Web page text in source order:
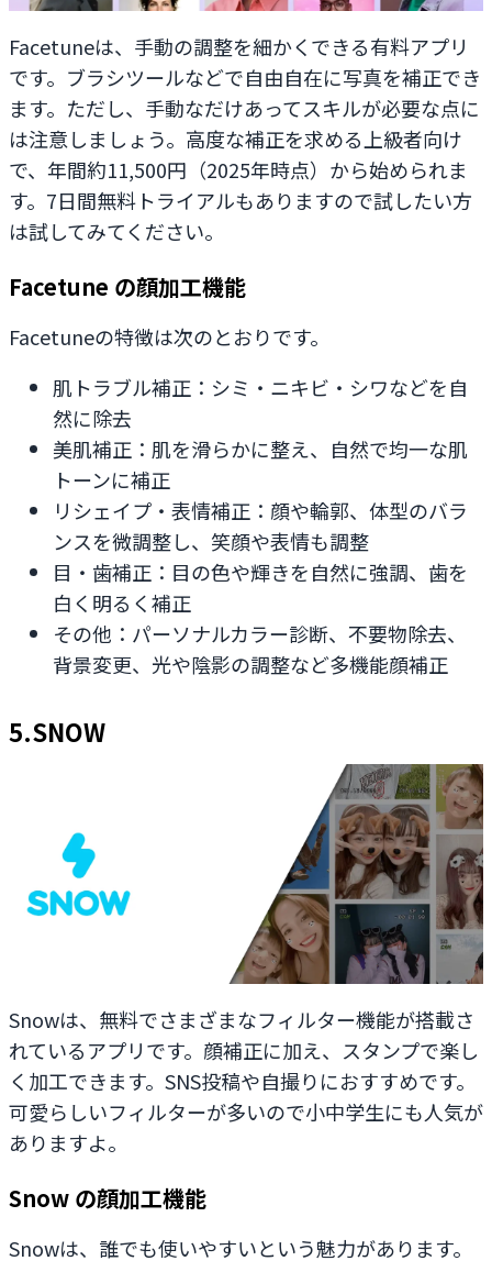
Facetuneは、手動の調整を細かくできる有料アプリ
です。ブラシツールなどで自由自在に写真を補正でき
ます。ただし、手動なだけあってスキルが必要な点に
は注意しましょう。高度な補正を求める上級者向け
で、年間約11,500円（2025年時点）から始められま
す。7日間無料トライアルもありますので試したい方
は試してみてください。
Facetune の顔加工機能
Facetuneの特徴は次のとおりです。
肌トラブル補正：シミ・ニキビ・シワなどを自
然に除去
美肌補正：肌を滑らかに整え、自然で均一な肌
トーンに補正
リシェイプ・表情補正：顔や輪郭、体型のバラ
ンスを微調整し、笑顔や表情も調整
目・歯補正：目の色や輝きを自然に強調、歯を
白く明るく補正
その他：パーソナルカラー診断、不要物除去、
背景変更、光や陰影の調整など多機能顔補正
5.SNOW
Snowは、無料でさまざまなフィルター機能が搭載さ
れているアプリです。顔補正に加え、スタンプで楽し
く加工できます。SNS投稿や自撮りにおすすめです。
可愛らしいフィルターが多いので小中学生にも人気が
ありますよ。
Snow の顔加工機能
Snowは、誰でも使いやすいという魅力があります。